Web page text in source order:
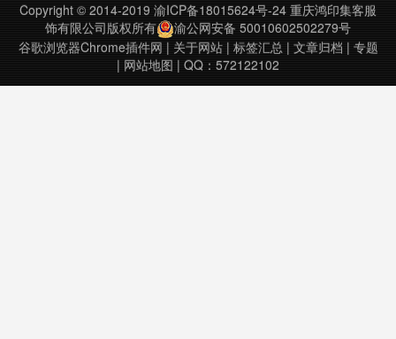
Copyright © 2014-2019 渝ICP备18015624号-24 重庆鸿印集客服
饰有限公司版权所有
渝公网安备 50010602502279号
谷歌浏览器Chrome插件网 | 关于网站| 标签汇总| 文章归档 | 专题
| 网站地图 | QQ：572122102